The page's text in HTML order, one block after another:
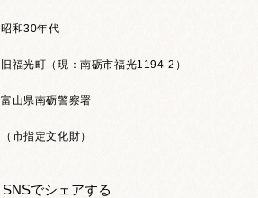
昭和30年代
旧福光町（現：南砺市福光1194-2）
富山県南砺警察署
（市指定文化財）
SNSでシェアする